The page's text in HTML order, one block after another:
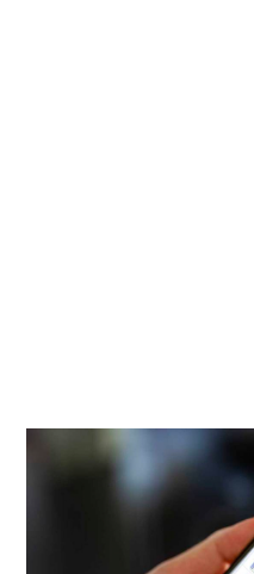
content